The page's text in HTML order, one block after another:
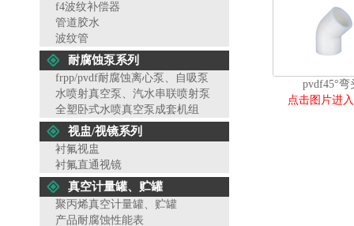
f4波纹补偿器
管道胶水
波纹管
耐腐蚀泵系列
frpp/pvdf耐腐蚀离心泵、自吸泵
水喷射真空泵、汽水串联喷射泵
全塑卧式水喷真空泵成套机组
视盅/视镜系列
衬氟视盅
衬氟直通视镜
真空计量罐、贮罐
聚丙烯真空计量罐、贮罐
产品耐腐蚀性能表
pvdf45°弯
点击图片进